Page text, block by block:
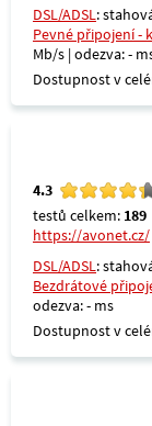
DSL/ADSL:
Pevné připojení -
Mb/s | odezva: -
Dostupnost v
4.3
testů celkem: 189
https://avonet.cz/
DSL/ADSL:
Bezdrátové
odezva: - ms
Dostupnost v